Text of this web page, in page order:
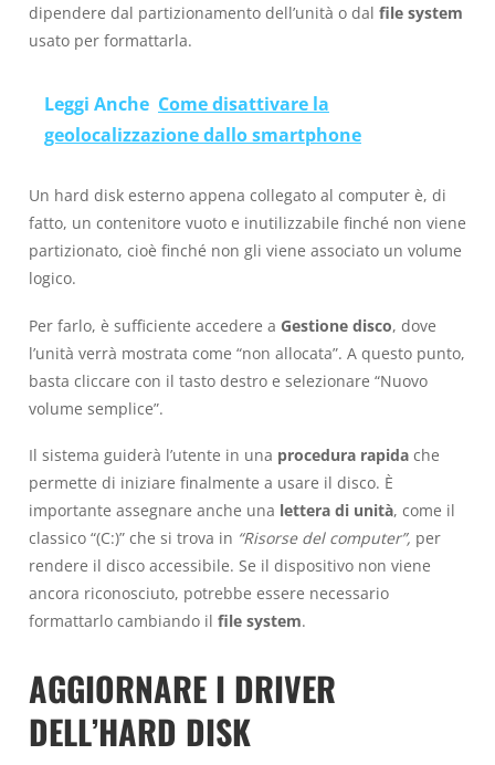
dipendere dal partizionamento dell’unità o dal file system
usato per formattarla.
Leggi Anche Come disattivare la
geolocalizzazione dallo smartphone
Un hard disk esterno appena collegato al computer è, di
fatto, un contenitore vuoto e inutilizzabile finché non viene
partizionato, cioè finché non gli viene associato un volume
logico.
Per farlo, è sufficiente accedere a Gestione disco, dove
l’unità verrà mostrata come “non allocata”. A questo punto,
basta cliccare con il tasto destro e selezionare “Nuovo
volume semplice”.
Il sistema guiderà l’utente in una procedura rapida che
permette di iniziare finalmente a usare il disco. È
importante assegnare anche una lettera di unità, come il
classico “(C:)” che si trova in “Risorse del computer”, per
rendere il disco accessibile. Se il dispositivo non viene
ancora riconosciuto, potrebbe essere necessario
formattarlo cambiando il file system.
AGGIORNARE I DRIVER
DELL’HARD DISK